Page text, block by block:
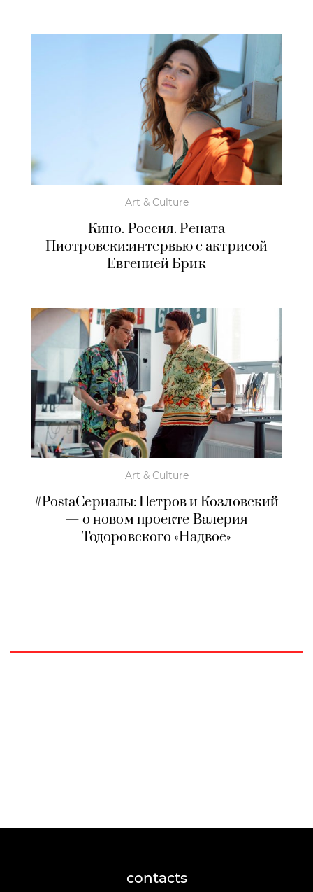
Art & Culture
Кино. Россия. Рената
Пиотровски:интервью с актрисой
Евгенией Брик
Art & Culture
#PostaСериалы: Петров и Козловский
— о новом проекте Валерия
Тодоровского «Надвое»
contacts